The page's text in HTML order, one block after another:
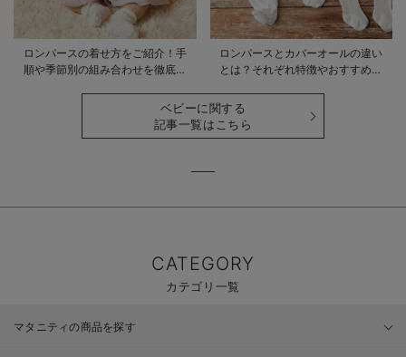
ロンパースの着せ方をご紹介！手
順や季節別の組み合わせを徹底解
ロンパースとカバーオールの違い
とは？それぞれ特徴やおすすめ商
ベビーに関する
記事一覧はこちら
CATEGORY
カテゴリ一覧
マタニティの商品を探す